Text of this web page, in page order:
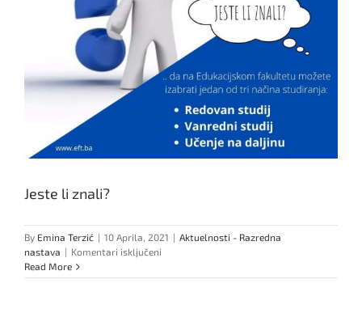
Jeste li znali?
By Emina Terzić | 10 Aprila, 2021 | Aktuelnosti - Razredna
nastava | Komentari isključeni
li
Read More